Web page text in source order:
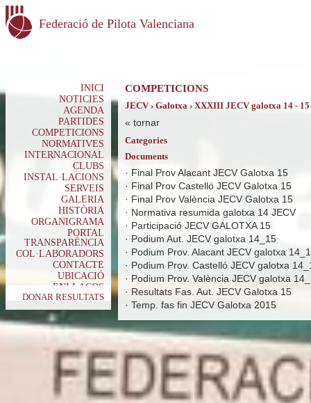
Federació de Pilota Valenciana
INICI
NOTICIES
AGENDA
PARTIDES
COMPETICIONS
NORMATIVES
INTERNACIONAL
CLUBS
INSTAL·LACIONS
SERVEIS
GALERIA
HISTÒRIA
ORGANIGRAMA
PORTAL
TRANSPARÈNCIA
COL·LABORADORS
CONTACTE
UBICACIÓ
ENLLAÇOS
DONAR RESULTATS
COMPETICIONS
JECV › Galotxa › XXXIII JECV galotxa 14 - 15
« tornar
Categories
Documents
· Final Prov Alacant JECV Galotxa 15
· Final Prov Castelló JECV Galotxa 15
· Final Prov València JECV Galotxa 15
· Normativa resumida galotxa 14 JECV
· Participació JECV GALOTXA 15
· Podium Aut. JECV galotxa 14_15
· Podium Prov. Alacant JECV galotxa
· Podium Prov. Castelló JECV galotxa
· Podium Prov. València JECV galotxa
· Resultats Fas. Aut. JECV Galotxa 15
· Temp. fas fin JECV Galotxa 2015